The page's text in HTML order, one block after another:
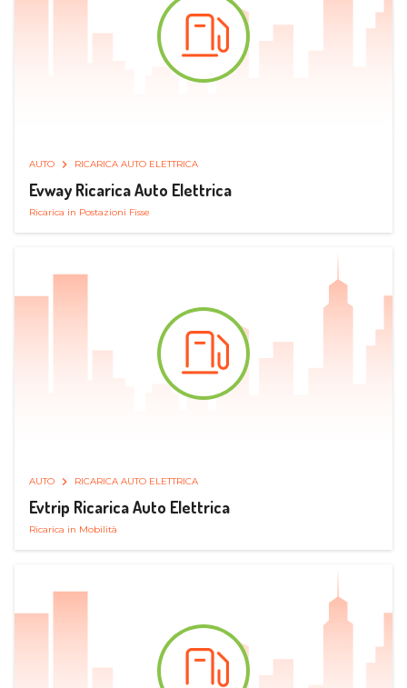
AUTO RICARICA AUTO ELETTRICA
Evway Ricarica Auto Elettrica
Ricarica in Postazioni Fisse
AUTO RICARICA AUTO ELETTRICA
Evtrip Ricarica Auto Elettrica
Ricarica in Mobilità